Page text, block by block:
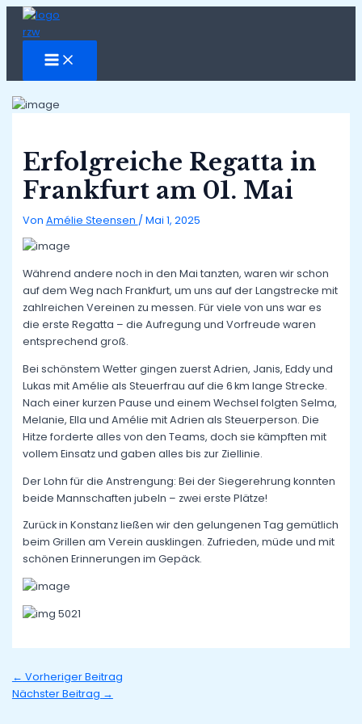
Zum
Inhalt
MAIN
MENU
Erfolgreiche Regatta in
Frankfurt am 01. Mai
Von Amélie Steensen / Mai 1, 2025
Während andere noch in den Mai tanzten, waren wir schon
auf dem Weg nach Frankfurt, um uns auf der Langstrecke mit
zahlreichen Vereinen zu messen. Für viele von uns war es
die erste Regatta – die Aufregung und Vorfreude waren
entsprechend groß.
Bei schönstem Wetter gingen zuerst Adrien, Janis, Eddy und
Lukas mit Amélie als Steuerfrau auf die 6 km lange Strecke.
Nach einer kurzen Pause und einem Wechsel folgten Selma,
Melanie, Ella und Amélie mit Adrien als Steuerperson. Die
Hitze forderte alles von den Teams, doch sie kämpften mit
vollem Einsatz und gaben alles bis zur Ziellinie.
Der Lohn für die Anstrengung: Bei der Siegerehrung konnten
beide Mannschaften jubeln – zwei erste Plätze!
Zurück in Konstanz ließen wir den gelungenen Tag gemütlich
beim Grillen am Verein ausklingen. Zufrieden, müde und mit
schönen Erinnerungen im Gepäck.
← Vorheriger Beitrag
Nächster Beitrag →